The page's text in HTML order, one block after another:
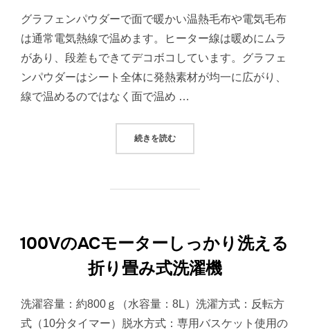
グラフェンパウダーで面で暖かい温熱毛布や電気毛布
は通常電気熱線で温めます。ヒーター線は暖めにムラ
があり、段差もできてデコボコしています。グラフェ
ンパウダーはシート全体に発熱素材が均一に広がり、
線で温めるのではなく面で温め …
続きを読む“熱線がなく面で暖かい グラフェ
100VのACモーターしっかり洗える
折り畳み式洗濯機
洗濯容量：約800ｇ（水容量：8L）洗濯方式：反転方
式（10分タイマー）脱水方式：専用バスケット使用の